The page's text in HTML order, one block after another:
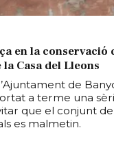
en la conservació
Casa del Lleons
de
a terme una
que el conjunt
es malmetin.